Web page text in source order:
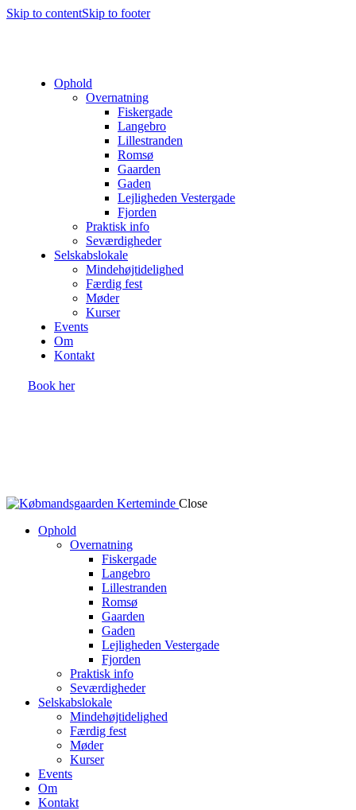
Skip to contentSkip to footer
Ophold
Overnatning
Fiskergade
Langebro
Lillestranden
Romsø
Gaarden
Gaden
Lejligheden Vestergade
Fjorden
Praktisk info
Seværdigheder
Selskabslokale
Mindehøjtidelighed
Færdig fest
Møder
Kurser
Events
Om
Kontakt
Book her
Close
Ophold
Overnatning
Fiskergade
Langebro
Lillestranden
Romsø
Gaarden
Gaden
Lejligheden Vestergade
Fjorden
Praktisk info
Seværdigheder
Selskabslokale
Mindehøjtidelighed
Færdig fest
Møder
Kurser
Events
Om
Kontakt